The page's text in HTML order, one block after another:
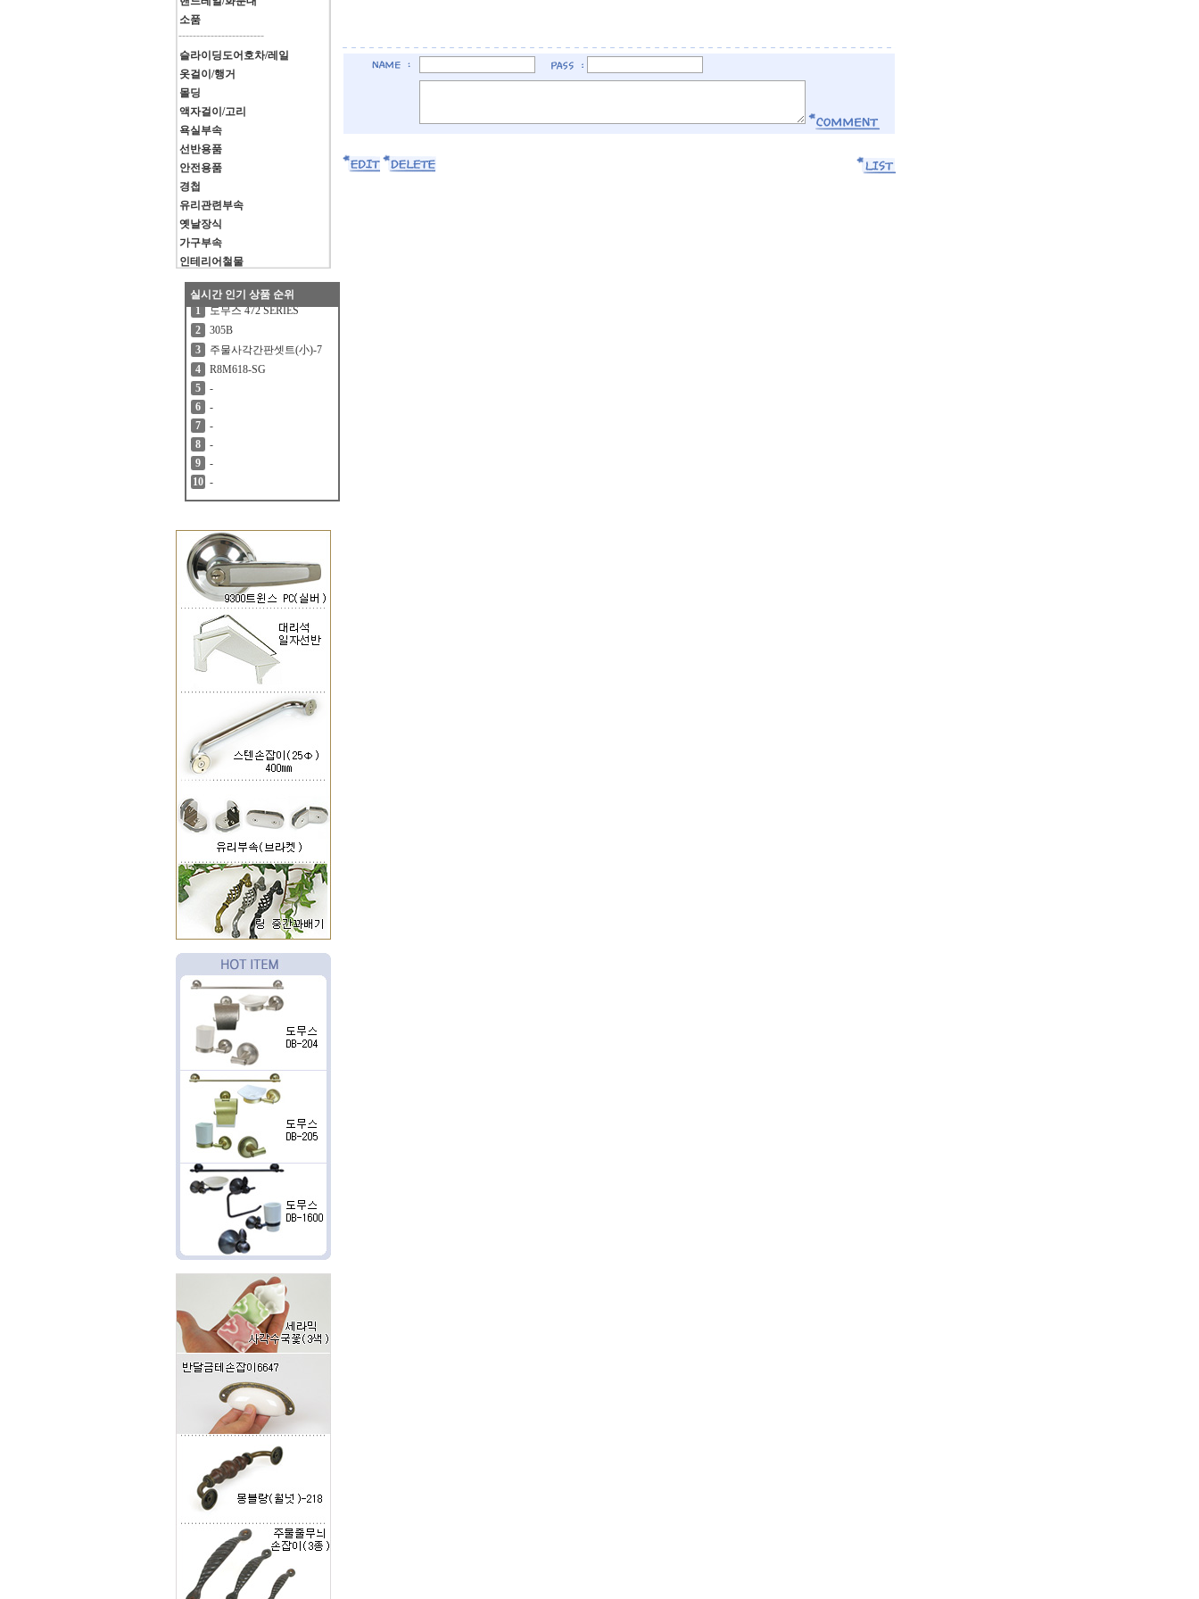
소품
------------------------
슬라이딩도어호차/레일
옷걸이/행거
몰딩
액자걸이/고리
욕실부속
선반용품
안전용품
경첩
유리관련부속
옛날장식
가구부속
인테리어철물
실시간 인기 상품 순위
1
도무스 472 SERIES
2
305B
3
주물사각간판셋트(小)-7
4
R8M618-SG
5
-
6
-
7
-
8
-
9
-
10 -